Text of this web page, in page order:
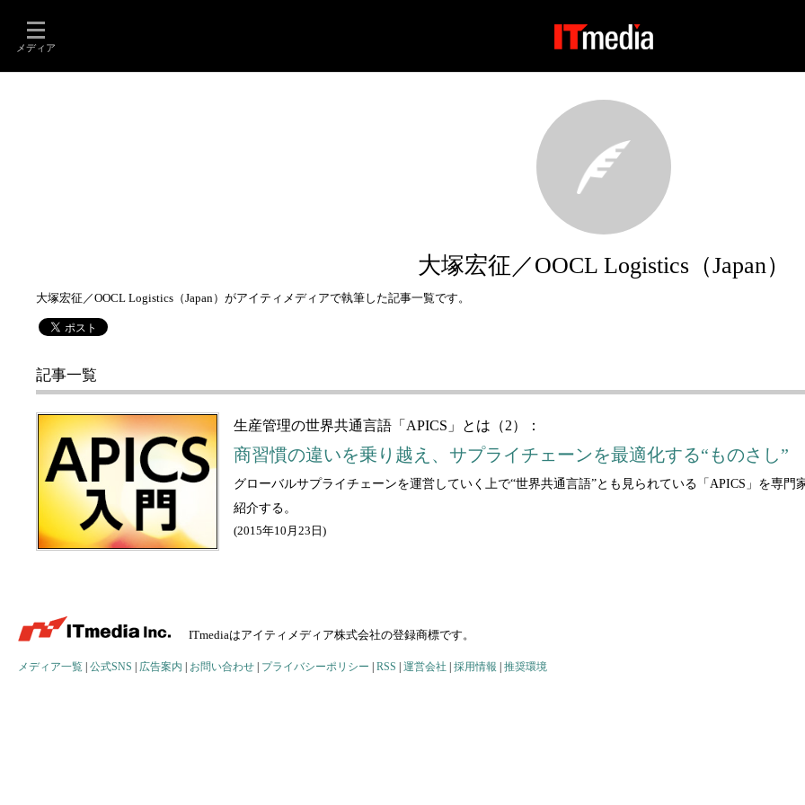
メディア
大塚宏征／OOCL Logistics（Japan）
大塚宏征／OOCL Logistics（Japan）がアイティメディアで執筆した記事一覧です。
記事一覧
生産管理の世界共通言語「APICS」とは（2）：
商習慣の違いを乗り越え、サプライチェーンを最適化する“ものさし”
グローバルサプライチェーンを運営していく上で“世界共通言語”とも見られている「APICS」を専
紹介する。
(2015年10月23日 )
ITmediaはアイティメディア株式会社の登録商標です。
メディア一覧 公式SNS 広告案内 お問い合わせ プライバシーポリシー RSS 運営会社 採用情報 推奨環境